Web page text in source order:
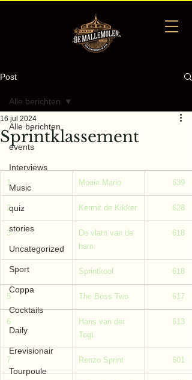
Post
Alle berichten
events
Interviews
Music
quiz
stories
Uncategorized
Sport
Coppa
Cocktails
Daily
Erevisionair
Tourpoule
Alle berichten
Sprintklassement
16 jul 2024
1 Mooie Mario 639
2 Kermit de Kikker 628
3
De vlam van de
ham
618
Sprintkool 618
5 The Boss Two 617
6
Hans van der
Togt
613
7 Renzo Sprint 601